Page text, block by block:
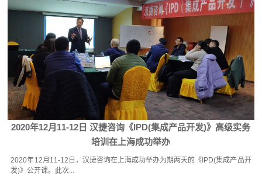
2020年12月11-12日 汉捷咨询《IPD(集成产品开发)》高级实务
培训在上海成功举办
2020年12月11-12日，汉捷咨询在上海成功举办为期两天的《IPD(集成产品开
发)》公开课。此次...